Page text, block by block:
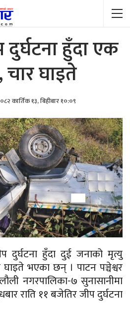
हुँदा एक
घाइते
कार्तिक १३, बिहीबार १०:०९
दुर्घटना हुँदा दुई जनाको मृत्यु
भएका छन् । पाटन पञ्चेश्वर
नगरपालिका-७ सुनासानीमा
राति ११ बजेतिर जीप दुर्घटना